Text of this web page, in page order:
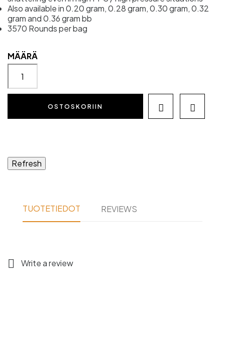
Also available in 0.20 gram, 0.28 gram, 0.30 gram, 0.32
gram and 0.36 gram bb
3570 Rounds per bag
MÄÄRÄ
OSTOSKORIIN  
TUOTETIEDOT REVIEWS
 Write a review